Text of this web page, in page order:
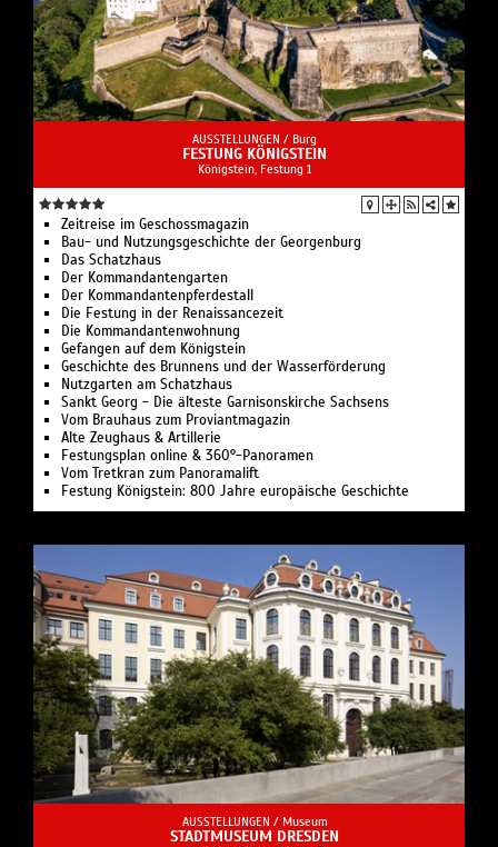
Vergabe Diplompreis des Freundeskreises der HfBK
Dresden.
Städtischen Galerie
Martin Bertelmann und Angelina Seibert im Gespräch
mit Susanne Greinke (HfBK Dresden) und Johannes
Schmidt (Städtische Galerie Dresden)
AUSSTELLUNGEN / Burg
FESTUNG KÖNIGSTEIN
Königstein, Festung 1
Zeitreise im Geschossmagazin
Bau- und Nutzungsgeschichte der Georgenburg
Das Schatzhaus
Der Kommandantengarten
Der Kommandantenpferdestall
Die Festung in der Renaissancezeit
Die Kommandantenwohnung
Gefangen auf dem Königstein
Geschichte des Brunnens und der Wasserförderung
Nutzgarten am Schatzhaus
Sankt Georg - Die älteste Garnisonskirche Sachsens
Vom Brauhaus zum Proviantmagazin
Alte Zeughaus & Artillerie
Festungsplan online & 360°-Panoramen
Vom Tretkran zum Panoramalift
Festung Königstein: 800 Jahre europäische Geschichte
AUSSTELLUNGEN / Museum
STADTMUSEUM DRESDEN